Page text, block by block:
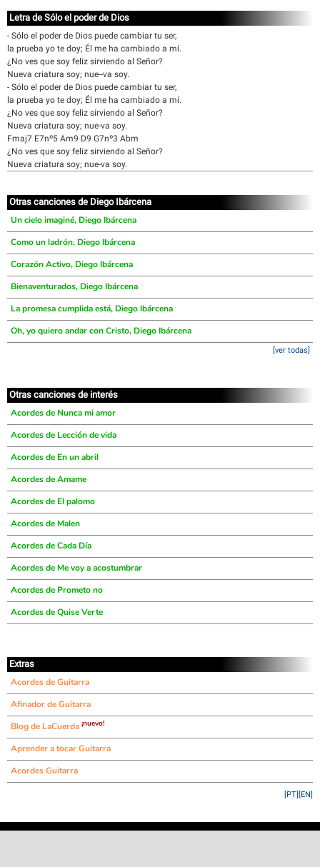
Letra de Sólo el poder de Dios
- Sólo el poder de Dios puede cambiar tu ser,
la prueba yo te doy; Él me ha cambiado a mí.
¿No ves que soy feliz sirviendo al Señor?
Nueva criatura soy; nue--va soy.
- Sólo el poder de Dios puede cambiar tu ser,
la prueba yo te doy; Él me ha cambiado a mí.
¿No ves que soy feliz sirviendo al Señor?
Nueva criatura soy; nue-va soy.
Fmaj7 E7nº5 Am9 D9 G7nº3 Abm
¿No ves que soy feliz sirviendo al Señor?
Nueva criatura soy; nue-va soy.
Otras canciones de Diego Ibárcena
Un cielo imaginé, Diego Ibárcena
Como un ladrón, Diego Ibárcena
Corazón Activo, Diego Ibárcena
Bienaventurados, Diego Ibárcena
La promesa cumplida está, Diego Ibárcena
Oh, yo quiero andar con Cristo, Diego Ibárcena
[ver todas]
Otras canciones de interés
Acordes de Nunca mi amor
Acordes de Lección de vida
Acordes de En un abril
Acordes de Amame
Acordes de El palomo
Acordes de Malen
Acordes de Cada Día
Acordes de Me voy a acostumbrar
Acordes de Prometo no
Acordes de Quise Verte
Extras
Acordes de Guitarra
Afinador de Guitarra
Blog de LaCuerda ¡nuevo!
Aprender a tocar Guitarra
Acordes Guitarra
[EN]
[PT]